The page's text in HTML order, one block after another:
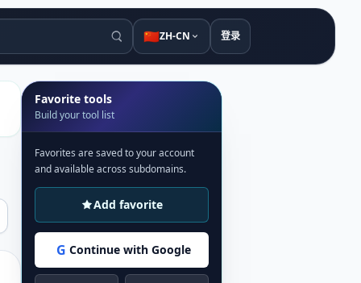
🇨🇳ZH-CN 登录
Favorite tools
Build your tool list
Favorites are saved to your account
and available across subdomains.
Add favorite
G Continue with Google